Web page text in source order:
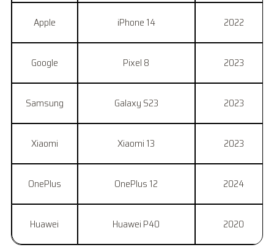
Apple iPhone 14 2022
Google Pixel 8 2023
Samsung Galaxy S23 2023
Xiaomi Xiaomi 13 2023
OnePlus OnePlus 12 2024
Huawei Huawei P40 2020